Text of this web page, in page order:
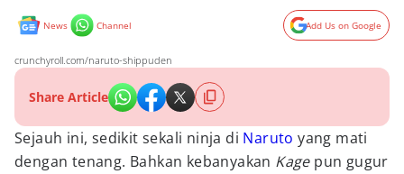
News Channel Add Us on Google
crunchyroll.com/naruto-shippuden
Share Article
Sejauh ini, sedikit sekali ninja di Naruto yang mati
dengan tenang. Bahkan kebanyakan Kage pun gugur